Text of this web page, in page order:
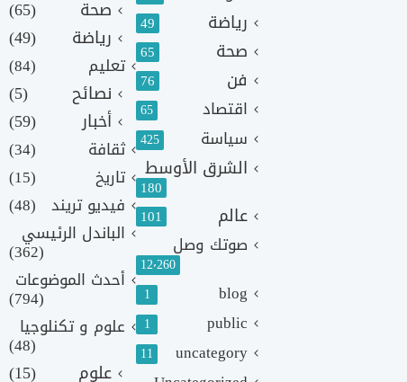
رياضة 49
صحة 65
فن 76
اقتصاد 65
سياسة 425
الشرق الأوسط
180
عالم 101
صوتك وصل
12٬260
blog
1
public
1
uncategory
11
صحة
(65)
رياضة
(49)
تعليم (84)
نصائح
(5)
أخبار
(59)
ثقافة
(34)
تاريخ
(15)
فيديو تريند (48)
الباندل الرئيسي
(362)
أحدث الموضوعات
(794)
علوم و تكنلوجيا
(48)
علوم (15)